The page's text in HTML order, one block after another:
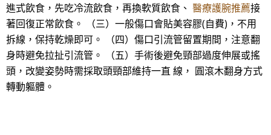
進式飲食，先吃冷流飲食，再換軟質飲食、 醫療護腕推薦接
著回復正常飲食。 （三）一般傷口會貼美容膠(自費)，不用
拆線，保持乾燥即可。 （四）傷口引流管留置期間，注意翻
身時避免拉扯引流管。 （五）手術後避免頸部過度伸展或搖
頭，改變姿勢時需採取頭頸部維持一直 線， 圓滾木翻身方式
轉動軀體。